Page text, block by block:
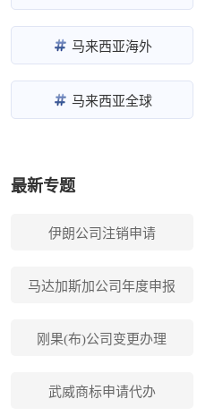
马来西亚海外
马来西亚全球
最新专题
伊朗公司注销申请
马达加斯加公司年度申报
刚果(布)公司变更办理
武威商标申请代办